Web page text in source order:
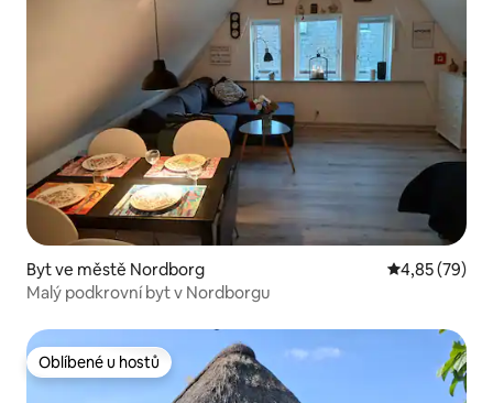
Byt ve městě Nordborg Průměrné
4,85 (79)
Malý podkrovní byt v Nordborgu
Oblíbené u hostů
Oblíbené u hostů